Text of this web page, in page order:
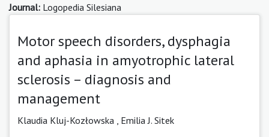
Journal: Logopedia Silesiana
Motor speech disorders, dysphagia
and aphasia in amyotrophic lateral
sclerosis – diagnosis and
management
Klaudia Kluj-Kozłowska
Emilia J. Sitek